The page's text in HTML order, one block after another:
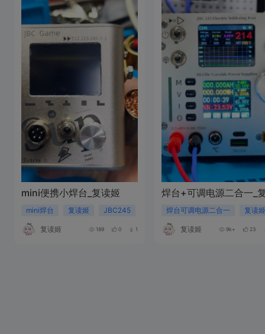
mini便携小焊台_复读姬
mini焊台 复读姬 JBC245
复读姬 189 0 1
焊台+可调电源二合一_
焊台可调电源二合一 复读姬
复读姬 9k+ 23